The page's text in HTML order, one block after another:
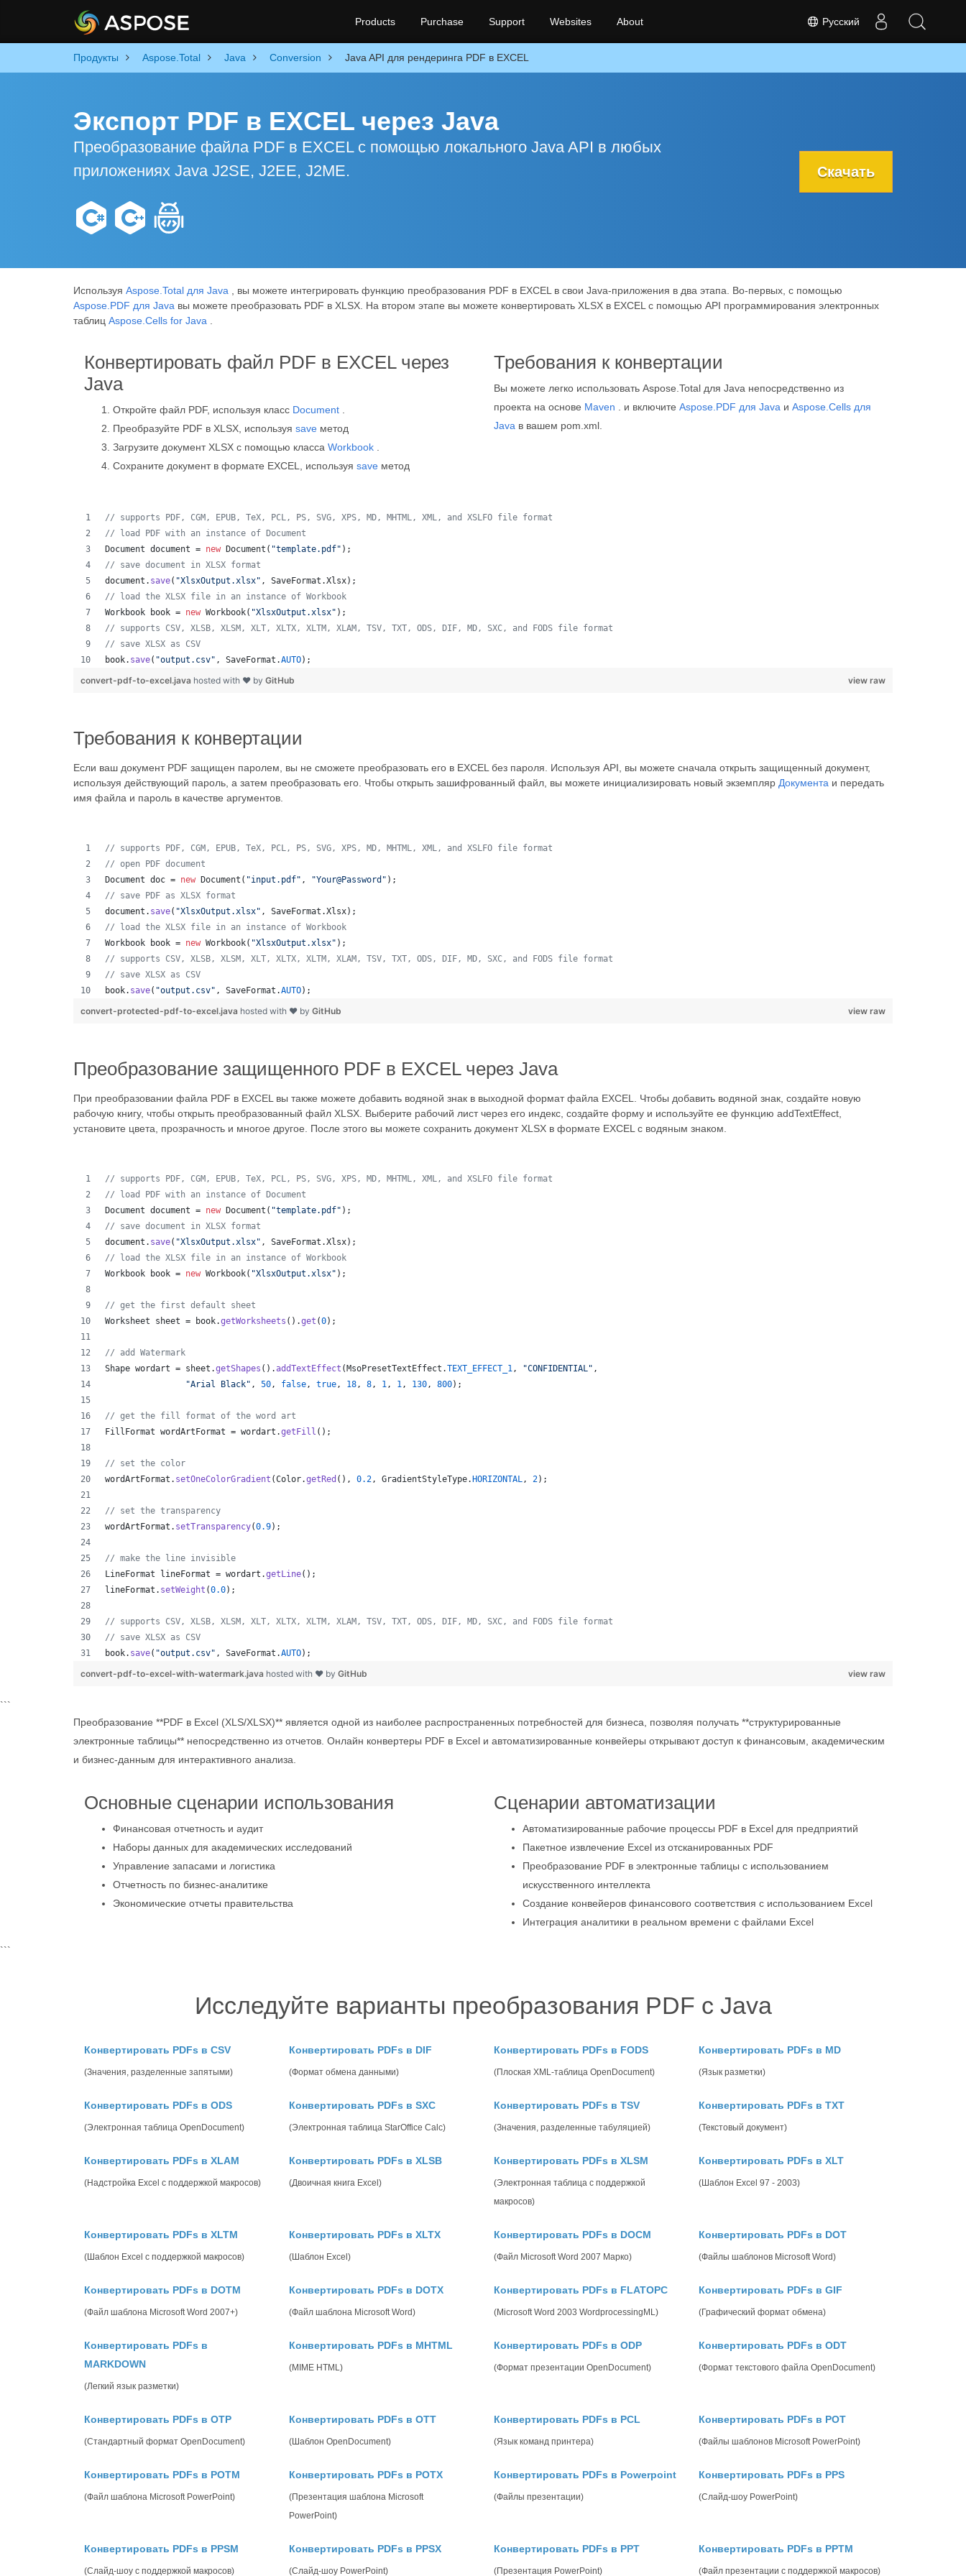
Русский
Products Purchase Support Websites About
Продукты Aspose.Total Java Conversion Java API для рендеринга PDF в EXCEL
Экспорт PDF в EXCEL через Java
Преобразование файла PDF в EXCEL с помощью локального Java API в любых
приложениях Java J2SE, J2EE, J2ME.
Скачать
Используя Aspose.Total для Java , вы можете интегрировать функцию преобразования PDF в EXCEL в свои Java-приложения в два этапа. Во-первых, с помощью
Aspose.PDF для Java вы можете преобразовать PDF в XLSX. На втором этапе вы можете конвертировать XLSX в EXCEL с помощью API программирования электронных
таблиц Aspose.Cells for Java
Конвертировать файл PDF в EXCEL через
Java
Откройте файл PDF, используя класс Document
Преобразуйте PDF в XLSX, используя save метод
Загрузите документ XLSX с помощью класса Workbook
Сохраните документ в формате EXCEL, используя save метод
Требования к конвертации
Вы можете легко использовать Aspose.Total для Java непосредственно из
проекта на основе Maven . и включите Aspose.PDF для Java и Aspose.Cells для
Java в вашем pom.xml.
// supports PDF, CGM, EPUB, TeX, PCL, PS, SVG, XPS, MD, MHTML, XML, and XSLFO file format
// load PDF with an instance of Document
Document document = new Document ( "template.pdf" );
// save document in XLSX format
document . save( "XlsxOutput.xlsx" , SaveFormat .Xlsx);
// load the XLSX file in an instance of Workbook
Workbook
book = new Workbook( "XlsxOutput.xlsx" );
// supports CSV, XLSB, XLSM, XLT, XLTX, XLTM, XLAM, TSV, TXT, ODS, DIF, MD, SXC, and FODS file format
// save XLSX as CSV
book. save( "output.csv" , SaveFormat .AUTO);
view raw
convert-pdf-to-excel.java hosted with ❤ by GitHub
Требования к конвертации
Если ваш документ PDF защищен паролем, вы не сможете преобразовать его в EXCEL без пароля. Используя API, вы можете сначала открыть защищенный документ,
используя действующий пароль, а затем преобразовать его. Чтобы открыть зашифрованный файл, вы можете инициализировать новый экземпляр Документа и передать
имя файла и пароль в качестве аргументов.
// supports PDF, CGM, EPUB, TeX, PCL, PS, SVG, XPS, MD, MHTML, XML, and XSLFO file format
// open PDF document
Document doc = new Document ( "input.pdf" , "Your@Password" );
// save PDF as XLSX format
document . save( "XlsxOutput.xlsx" , SaveFormat .Xlsx);
// load the XLSX file in an instance of Workbook
Workbook
book = new Workbook( "XlsxOutput.xlsx" );
// supports CSV, XLSB, XLSM, XLT, XLTX, XLTM, XLAM, TSV, TXT, ODS, DIF, MD, SXC, and FODS file format
// save XLSX as CSV
book. save( "output.csv" , SaveFormat .AUTO);
view raw
convert-protected-pdf-to-excel.java hosted with ❤ by GitHub
Преобразование защищенного PDF в EXCEL через Java
При преобразовании файла PDF в EXCEL вы также можете добавить водяной знак в выходной формат файла EXCEL. Чтобы добавить водяной знак, создайте новую
рабочую книгу, чтобы открыть преобразованный файл XLSX. Выберите рабочий лист через его индекс, создайте форму и используйте ее функцию addTextEffect,
установите цвета, прозрачность и многое другое. После этого вы можете сохранить документ XLSX в формате EXCEL с водяным знаком.
// supports PDF, CGM, EPUB, TeX, PCL, PS, SVG, XPS, MD, MHTML, XML, and XSLFO file format
// load PDF with an instance of Document
Document document = new Document ( "template.pdf" );
// save document in XLSX format
document . save( "XlsxOutput.xlsx" , SaveFormat .Xlsx);
// load the XLSX file in an instance of Workbook
Workbook
book = new Workbook( "XlsxOutput.xlsx" );
// get the first default sheet
Worksheet
sheet = book.getWorksheets ().get (0);
// add Watermark
Shape wordart = sheet .getShapes ().addTextEffect ( MsoPresetTextEffect .TEXT_EFFECT_1, "CONFIDENTIAL" ,
"Arial Black" , 50, false, true, 18, 8, 1, 1, 130, 800);
// get the fill format of the word art
FillFormat wordArtFormat = wordart .getFill ();
// set the color
wordArtFormat . setOneColorGradient (Color.getRed (), 0.2, GradientStyleType. HORIZONTAL, 2);
// set the transparency
wordArtFormat . setTransparency(0.9);
// make the line invisible
LineFormat
lineFormat = wordart .getLine();
lineFormat . setWeight (0.0);
// supports CSV, XLSB, XLSM, XLT, XLTX, XLTM, XLAM, TSV, TXT, ODS, DIF, MD, SXC, and FODS file format
// save XLSX as CSV
book. save( "output.csv" , SaveFormat .AUTO);
view raw
convert-pdf-to-excel-with-watermark.java hosted with ❤ by GitHub
```
Преобразование **PDF в Excel (XLS/XLSX)** является одной из наиболее распространенных потребностей для бизнеса, позволяя получать **структурированные
электронные таблицы** непосредственно из отчетов. Онлайн конвертеры PDF в Excel и автоматизированные конвейеры открывают доступ к финансовым, академическим
и бизнес-данным для интерактивного анализа.
Основные сценарии использования
Финансовая отчетность и аудит
Наборы данных для академических исследований
Управление запасами и логистика
Отчетность по бизнес-аналитике
Экономические отчеты правительства
Сценарии автоматизации
Автоматизированные рабочие процессы PDF в Excel для предприятий
Пакетное извлечение Excel из отсканированных PDF
Преобразование PDF в электронные таблицы с использованием
искусственного интеллекта
Создание конвейеров финансового соответствия с использованием Excel
Интеграция аналитики в реальном времени с файлами Excel
```
Исследуйте варианты преобразования PDF с Java
Конвертировать PDFs в CSV
(Значения, разделенные запятыми)
Конвертировать PDFs в DIF
(Формат обмена данными)
Конвертировать PDFs в FODS
(Плоская XML-таблица OpenDocument)
Конвертировать PDFs в MD
(Язык разметки)
Конвертировать PDFs в ODS
(Электронная таблица OpenDocument)
Конвертировать PDFs в SXC
(Электронная таблица StarOffice Calc)
Конвертировать PDFs в TSV
(Значения, разделенные табуляцией)
Конвертировать PDFs в TXT
(Текстовый документ)
Конвертировать PDFs в XLAM
(Надстройка Excel с поддержкой макросов)
Конвертировать PDFs в XLSB
(Двоичная книга Excel)
Конвертировать PDFs в XLSM
(Электронная таблица с поддержкой
макросов)
Конвертировать PDFs в XLT
(Шаблон Excel 97 - 2003)
Конвертировать PDFs в XLTM
(Шаблон Excel с поддержкой макросов)
Конвертировать PDFs в XLTX
(Шаблон Excel)
Конвертировать PDFs в DOCM
(Файл Microsoft Word 2007 Марко)
Конвертировать PDFs в DOT
(Файлы шаблонов Microsoft Word)
Конвертировать PDFs в DOTM
(Файл шаблона Microsoft Word 2007+)
Конвертировать PDFs в DOTX
(Файл шаблона Microsoft Word)
Конвертировать PDFs в FLATOPC
(Microsoft Word 2003 WordprocessingML)
Конвертировать PDFs в GIF
(Графический формат обмена)
Конвертировать PDFs в
MARKDOWN
(Легкий язык разметки)
Конвертировать PDFs в MHTML
(MIME HTML)
Конвертировать PDFs в ODP
(Формат презентации OpenDocument)
Конвертировать PDFs в ODT
(Формат текстового файла OpenDocument)
Конвертировать PDFs в OTP
(Стандартный формат OpenDocument)
Конвертировать PDFs в OTT
(Шаблон OpenDocument)
Конвертировать PDFs в PCL
(Язык команд принтера)
Конвертировать PDFs в POT
(Файлы шаблонов Microsoft PowerPoint)
Конвертировать PDFs в POTM
(Файл шаблона Microsoft PowerPoint)
Конвертировать PDFs в POTX
(Презентация шаблона Microsoft
PowerPoint)
Конвертировать PDFs в Powerpoint
(Файлы презентации)
Конвертировать PDFs в PPS
(Слайд-шоу PowerPoint)
Конвертировать PDFs в PPSM
(Слайд-шоу с поддержкой макросов)
Конвертировать PDFs в PPSX
(Слайд-шоу PowerPoint)
Конвертировать PDFs в PPT
(Презентация PowerPoint)
Конвертировать PDFs в PPTM
(Файл презентации с поддержкой макросов)